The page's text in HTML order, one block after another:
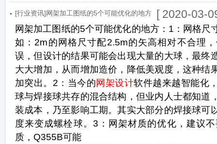
[行业资讯]网架加工图纸的5个可能优化的地方 [ 2020-03-
网架加工图纸的5个可能优化的地方：1：网格尺
如：2m的网格尺寸配2.5m的矢高相对不合理
误，但设计的结果可能会出现大量的大球，最终
大大增加，从而增加造价，降低美观度，这种结
加突出。2：当今的网架设计软件越来越智能化
球与焊接球共存的混合结构，但业内人士都知道
装成本，乃至影响工期。其实大部分的焊接球可
度来变成螺栓球。3：网架材质的优化，建议
质，Q355B可能